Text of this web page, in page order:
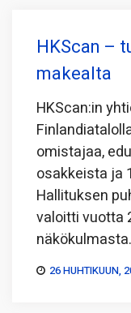
HKScan –
makealta
HKScan:in
omistajaa,
osakkeista ja
Hallituksen
valoitti vuotta
26 HUHTIKUUN,